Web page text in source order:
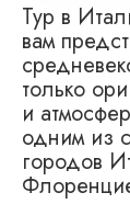
Тур в
вам
только
и
одним из
городов